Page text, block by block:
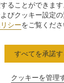
ることができま
びクッキー設定
シーをご覧くださ
クッキーを管理
すべてを承諾す